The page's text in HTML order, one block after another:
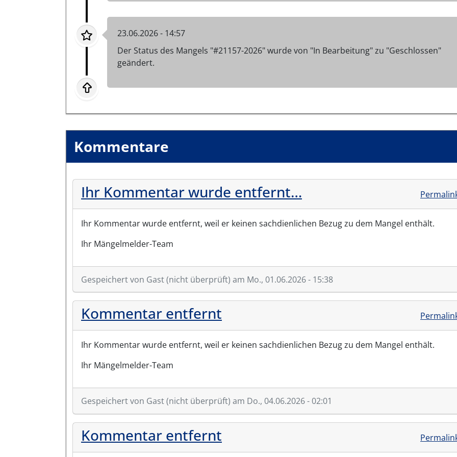
23.06.2026 - 14:57
Der Status des Mangels "#21157-2026" wurde von "In Bearbeitung" zu "Geschlossen"
geändert.
Kommentare
Ihr Kommentar wurde entfernt…
Ihr Kommentar wurde entfernt, weil er keinen sachdienlichen Bezug zu dem Mangel enthält.
Ihr Mängelmelder-Team
Gespeichert von Gast (nicht überprüft) am Mo., 01.06.2026 - 15:38
Kommentar entfernt
Ihr Kommentar wurde entfernt, weil er keinen sachdienlichen Bezug zu dem Mangel enthält.
Ihr Mängelmelder-Team
Gespeichert von Gast (nicht überprüft) am Do., 04.06.2026 - 02:01
Kommentar entfernt